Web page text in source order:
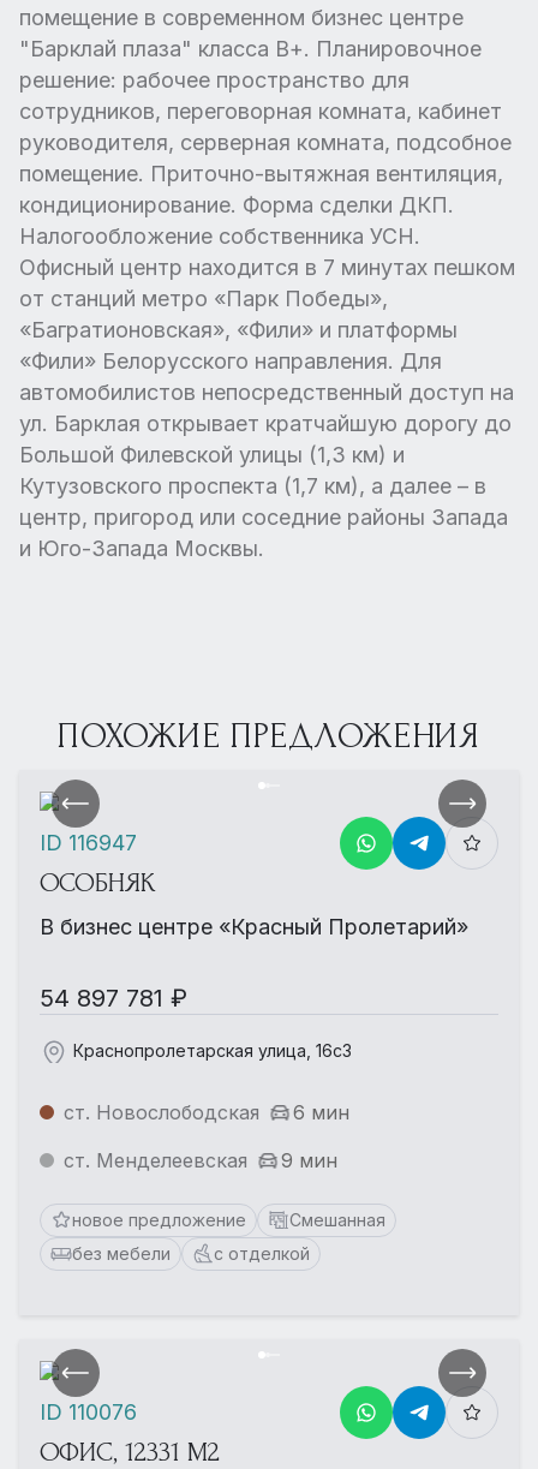
помещение в современном бизнес центре
"Барклай плаза" класса В+. Планировочное
решение: рабочее пространство для
сотрудников, переговорная комната, кабинет
руководителя, серверная комната, подсобное
помещение. Приточно-вытяжная вентиляция,
кондиционирование. Форма сделки ДКП.
Налогообложение собственника УСН.
Офисный центр находится в 7 минутах пешком
от станций метро «Парк Победы»,
«Багратионовская», «Фили» и платформы
«Фили» Белорусского направления. Для
автомобилистов непосредственный доступ на
ул. Барклая открывает кратчайшую дорогу до
Большой Филевской улицы (1,3 км) и
Кутузовского проспекта (1,7 км), а далее – в
центр, пригород или соседние районы Запада
и Юго-Запада Москвы.
ПОХОЖИЕ ПРЕДЛОЖЕНИЯ
ОСОБНЯК
В бизнес центре «Красный Пролетарий»
54 897 781 ₽
Краснопролетарская улица, 16с3
ст. Новослободская
6 мин
ст. Менделеевская
9 мин
новое предложение
Смешанная
без мебели
с отделкой
ID 116947
ОФИС, 12331 М2
ID 110076